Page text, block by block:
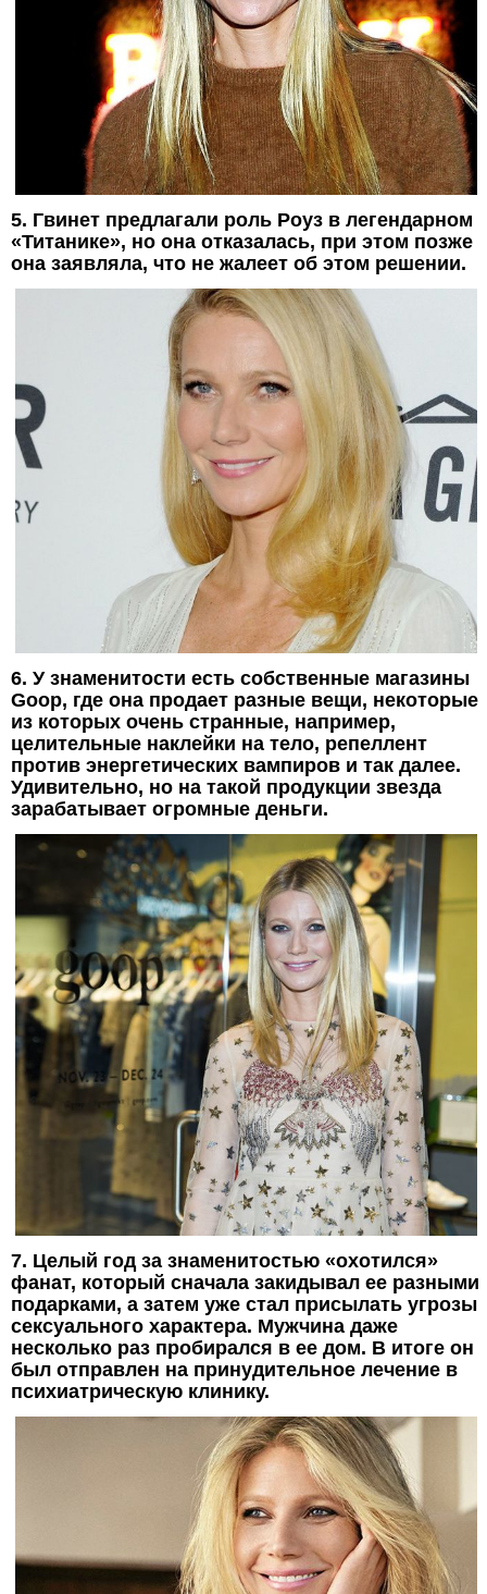
5. Гвинет предлагали роль Роуз в легендарном
«Титанике», но она отказалась, при этом позже
она заявляла, что не жалеет об этом решении.
6. У знаменитости есть собственные магазины
Goop, где она продает разные вещи, некоторые
из которых очень странные, например,
целительные наклейки на тело, репеллент
против энергетических вампиров и так далее.
Удивительно, но на такой продукции звезда
зарабатывает огромные деньги.
7. Целый год за знаменитостью «охотился»
фанат, который сначала закидывал ее разными
подарками, а затем уже стал присылать угрозы
сексуального характера. Мужчина даже
несколько раз пробирался в ее дом. В итоге он
был отправлен на принудительное лечение в
психиатрическую клинику.